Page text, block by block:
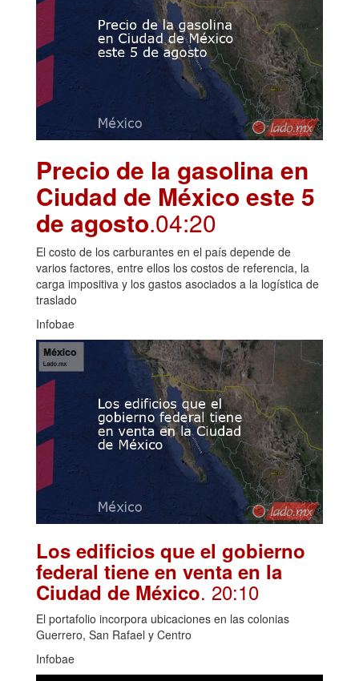
Precio de la gasolina en
Ciudad de México este 5
de agosto.04:20
El costo de los carburantes en el país depende de
varios factores, entre ellos los costos de referencia, la
carga impositiva y los gastos asociados a la logística de
traslado
Infobae
Los edificios que el gobierno
federal tiene en venta en la
Ciudad de México. 20:10
El portafolio incorpora ubicaciones en las colonias
Guerrero, San Rafael y Centro
Infobae